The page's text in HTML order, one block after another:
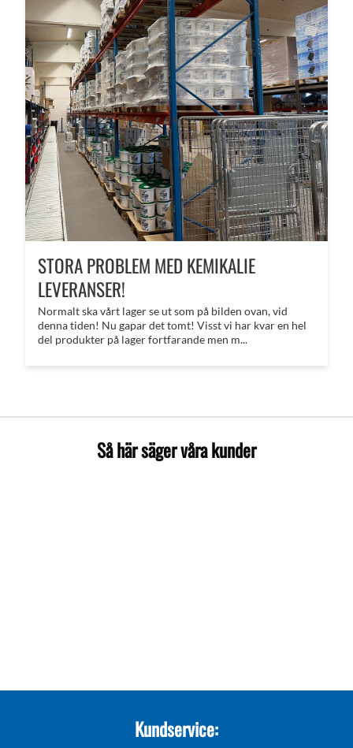
STORA PROBLEM MED KEMIKALIE
LEVERANSER!
Normalt ska vårt lager se ut som på bilden ovan, vid
denna tiden! Nu gapar det tomt! Visst vi har kvar en hel
del produkter på lager fortfarande men m...
Så här säger våra kunder
Kundservice: